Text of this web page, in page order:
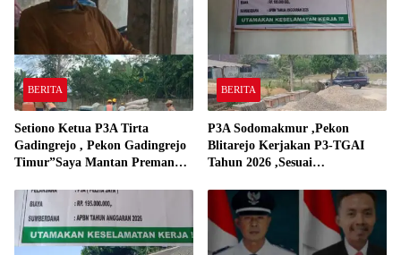
BERITA
Setiono Ketua P3A Tirta
Gadingrejo , Pekon Gadingrejo
Timur”Saya Mantan Preman
Gadingrejo Tahun 2000″
BERITA
P3A Sodomakmur ,Pekon
Blitarejo Kerjakan P3-TGAI
Tahun 2026 ,Sesuai